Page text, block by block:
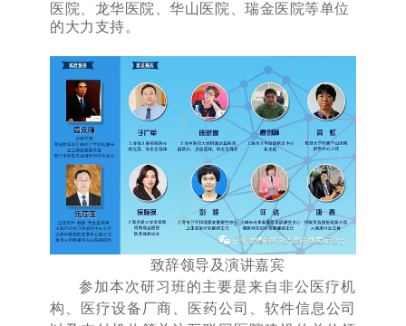
医院、龙华医院、华山医院、瑞金医院等单位
的大力支持。
致辞领导及演讲嘉宾
参加本次研习班的主要是来自非公医疗机
构、医疗设备厂商、医药公司、软件信息公司